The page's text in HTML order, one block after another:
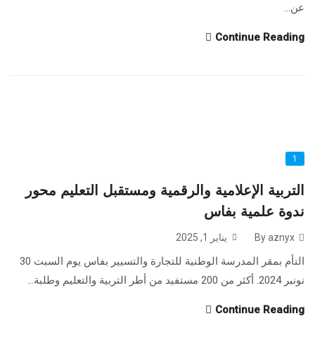
عن...
Continue Reading
1
التربية الإعلامية والرقمية ومستقبل التعليم محور
ندوة علمية بفاس
يناير 1, 2025
التأم بمقر المدرسة الوطنية للتجارة والتسيير بفاس يوم السبت 30
نونبر 2024. أكثر من 200 مستفيد من أطر التربية والتعليم وطلبة...
Continue Reading